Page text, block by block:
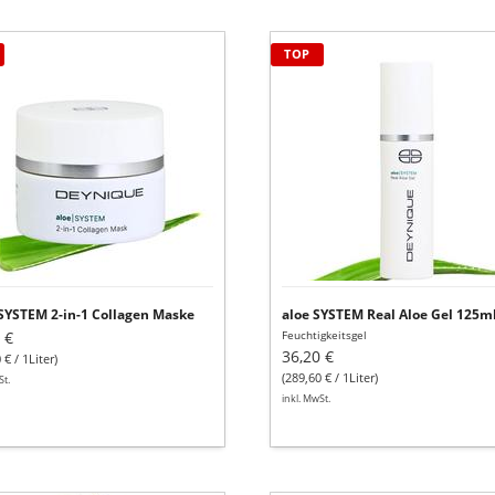
2-in-1 Collagen Maske
€
€ / 1Liter)
aloe
SYSTEM
TOP
aloe SYSTEM Real Aloe Gel
Feuchtigkeitsgel
36,20 €
(289,60 € / 1Liter)
inkl. MwSt.